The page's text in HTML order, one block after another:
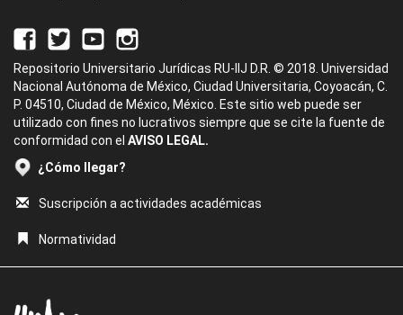
Repositorio Universitario Jurídicas RU-IIJ D.R. © 2018. Universidad
Nacional Autónoma de México, Ciudad Universitaria, Coyoacán, C.
P. 04510, Ciudad de México, México. Este sitio web puede ser
utilizado con fines no lucrativos siempre que se cite la fuente de
conformidad con el AVISO LEGAL.
¿Cómo llegar?
Suscripción a actividades académicas
Normatividad